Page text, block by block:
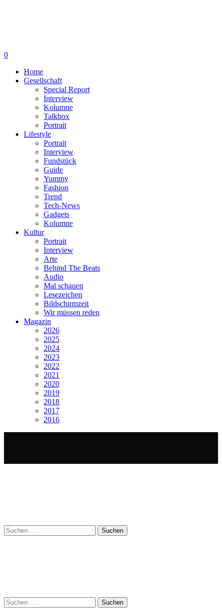
0
Home
Gesellschaft
Special Report
Interview
Kolumne
Talkbox
Portrait
Lifestyle
Portrait
Interview
Fundstück
Guide
Yummy
Fashion
Trend
Tech-News
Gadgets
Kolumne
Kultur
Portrait
Interview
Arte
Behind The Beats
Audio
Mal schauen
Lesezeichen
Bildschirmzeit
Wir müssen reden
Magazin
2026
2025
2024
2023
2022
2021
2020
2019
2018
2017
2016
Suchen
nach:
Suchen
nach: